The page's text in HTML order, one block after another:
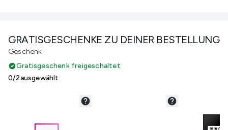
GRATISGESCHENKE ZU DEINER BESTELLUNG
Geschenk
Gratisgeschenk freigeschaltet
0/2ausgewählt